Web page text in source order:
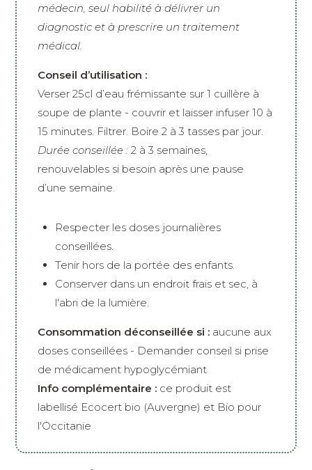
médecin, seul habilité à délivrer un
diagnostic et à prescrire un traitement
médical.
Conseil d’utilisation :
Verser 25cl d’eau frémissante sur 1 cuillère à
soupe de plante - couvrir et laisser infuser 10 à
15 minutes. Filtrer. Boire 2 à 3 tasses par jour.
Durée conseillée : 2 à 3 semaines,
renouvelables si besoin après une pause
d’une semaine.
Respecter les doses journalières
conseillées.
Tenir hors de la portée des enfants.
Conserver dans un endroit frais et sec, à
l'abri de la lumière.
Consommation déconseillée si : aucune aux
doses conseillées - Demander conseil si prise
de médicament hypoglycémiant
Info complémentaire : ce produit est
labellisé Ecocert bio (Auvergne) et Bio pour
l'Occitanie